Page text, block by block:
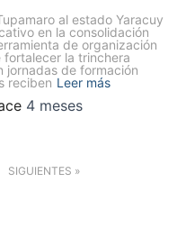
al estado Yaracuy
en la consolidación
de organización
fortalecer la trinchera
jornadas de formación
reciben Leer más
4 meses
SIGUIENTES